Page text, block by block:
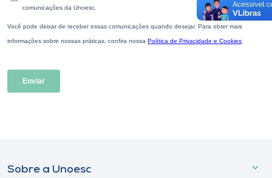
Sobre a Unoesc